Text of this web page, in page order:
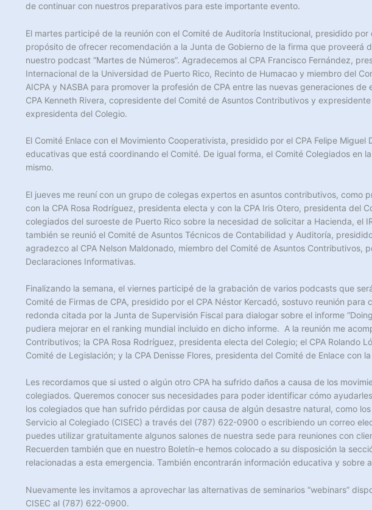
de continuar con nuestros preparativos para este importante evento.
El martes participé de la reunión con el Comité de Auditoría Institucional, presidido
propósito de ofrecer recomendación a la Junta de Gobierno de la firma que
nuestro podcast “Martes de Números”. Agradecemos al CPA Francisco Fernández,
Internacional de la Universidad de Puerto Rico, Recinto de Humacao y miembro del
AICPA y NASBA para promover la profesión de CPA entre las nuevas generaciones
CPA Kenneth Rivera, copresidente del Comité de Asuntos Contributivos y
expresidenta del Colegio.
El Comité Enlace con el Movimiento Cooperativista, presidido por el CPA Felipe
educativas que está coordinando el Comité. De igual forma, el Comité Colegiados en
mismo.
El jueves me reuní con un grupo de colegas expertos en asuntos contributivos, como
con la CPA Rosa Rodríguez, presidenta electa y con la CPA Iris Otero, presidenta
colegiados del suroeste de Puerto Rico sobre la necesidad de solicitar a Hacienda,
también se reunió el Comité de Asuntos Técnicos de Contabilidad y Auditoría,
agradezco al CPA Nelson Maldonado, miembro del Comité de Asuntos
Declaraciones Informativas.
Finalizando la semana, el viernes participé de la grabación de varios podcasts que
Comité de Firmas de CPA, presidido por el CPA Néstor Kercadó, sostuvo reunión
redonda citada por la Junta de Supervisión Fiscal para dialogar sobre el informe
pudiera mejorar en el ranking mundial incluido en dicho informe. A la reunión me
Contributivos; la CPA Rosa Rodríguez, presidenta electa del Colegio; el CPA
Comité de Legislación; y la CPA Denisse Flores, presidenta del Comité de Enlace con
Les recordamos que si usted o algún otro CPA ha sufrido daños a causa de los
colegiados. Queremos conocer sus necesidades para poder identificar cómo
los colegiados que han sufrido pérdidas por causa de algún desastre natural, como
Servicio al Colegiado (CISEC) a través del (787) 622-0900 o escribiendo un correo
puedes utilizar gratuitamente algunos salones de nuestra sede para reuniones con
Recuerden también que en nuestro Boletín-e hemos colocado a su disposición la
relacionadas a esta emergencia. También encontrarán información educativa y sobre
Nuevamente les invitamos a aprovechar las alternativas de seminarios “webinars”
CISEC al (787) 622-0900.